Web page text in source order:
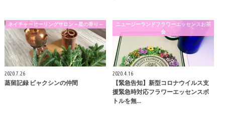
ネイチャーヒーリングサロン～星の香り～
2020.7.26
蒸留記録 ビャクシンの仲間
ニュージーランドフラワーエッセンスお茶
会
2020.4.16
【緊急告知】新型コロナウイルス支
援緊急時対応フラワーエッセンスボ
トルを無…